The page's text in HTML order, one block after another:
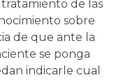
de las
sobre
de que ante la
se ponga
indicarle cual